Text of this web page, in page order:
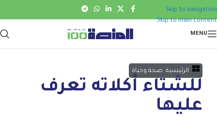
Skip to navigation
Skip to main content
MENU
الرئيسية صحة وحياة
للشتاء أكلاته تعرف
عليها